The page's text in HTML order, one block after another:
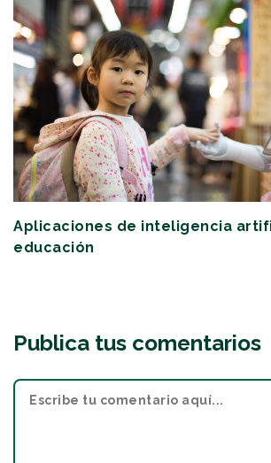
Aplicaciones de inteligencia
educación
Publica tus comentarios